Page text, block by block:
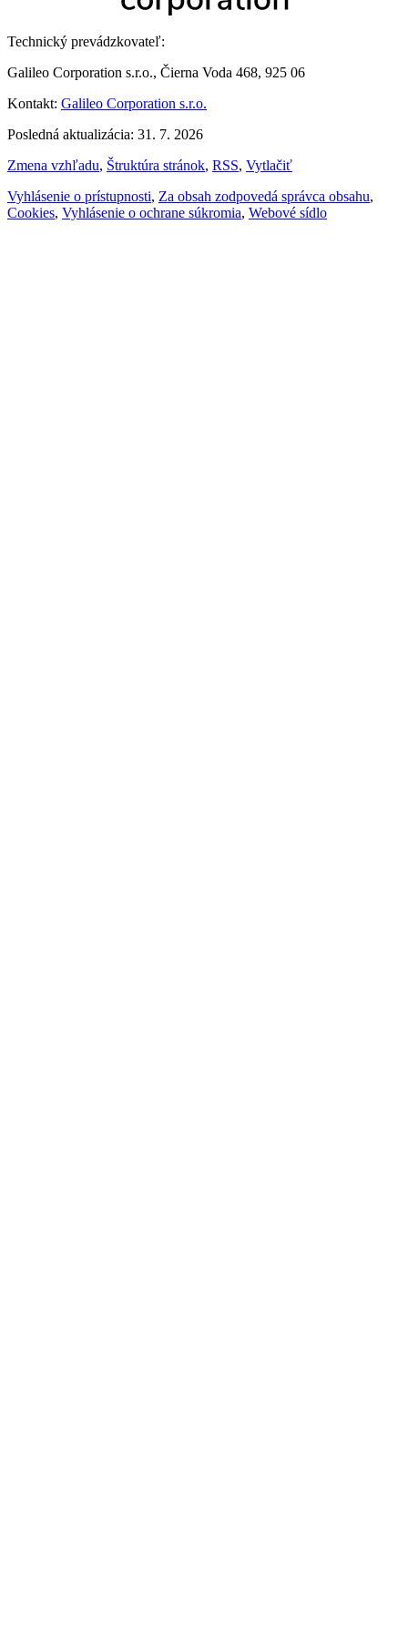
Technický prevádzkovateľ:
Galileo Corporation s.r.o., Čierna Voda 468, 925 06
Kontakt: Galileo Corporation s.r.o.
Posledná aktualizácia: 31. 7. 2026
Zmena vzhľadu, Štruktúra stránok, RSS, Vytlačiť
Vyhlásenie o prístupnosti, Za obsah zodpovedá správca obsahu,
Cookies, Vyhlásenie o ochrane súkromia, Webové sídlo